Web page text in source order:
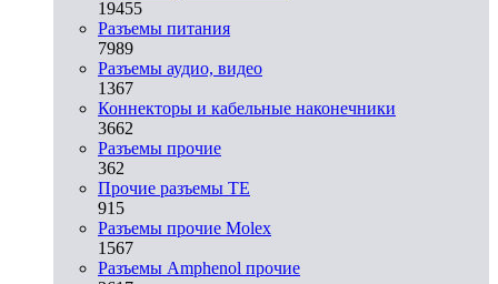
19455
Разъeмы питания
7989
Разъeмы аудио, видео
1367
Коннекторы и кабельные наконечники
3662
Разъeмы прочие
362
Прочие разъемы TE
915
Разъемы прочие Molex
1567
Разъемы Amphenol прочие